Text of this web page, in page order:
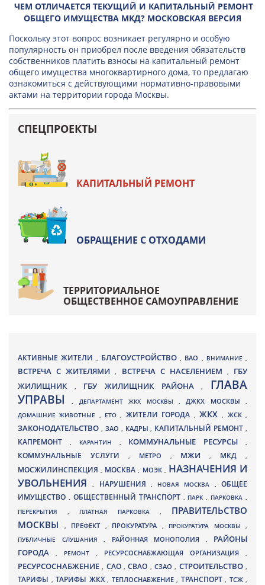
ЧЕМ ОТЛИЧАЕТСЯ ТЕКУЩИЙ И КАПИТАЛЬНЫЙ РЕМОНТ
ОБЩЕГО ИМУЩЕСТВА МКД? МОСКОВСКАЯ ВЕРСИЯ
Поскольку этот вопрос возникает регулярно и особую
популярность он приобрел после введения обязательств
собственников платить взносы на капитальный ремонт
общего имущества многоквартирного дома, то предлагаю
ознакомиться с действующими нормативно-правовыми
актами на территории города Москвы.
СПЕЦПРОЕКТЫ
КАПИТАЛЬНЫЙ РЕМОНТ
ОБРАЩЕНИЕ С ОТХОДАМИ
ТЕРРИТОРИАЛЬНОЕ
ОБЩЕСТВЕННОЕ САМОУПРАВЛЕНИЕ
АКТИВНЫЕ ЖИТЕЛИ , БЛАГОУСТРОЙСТВО , ВАО , ВНИМАНИЕ ,
ВСТРЕЧА С ЖИТЕЛЯМИ, ВСТРЕЧА С НАСЕЛЕНИЕМ , ГБУ
ЖИЛИЩНИК
, ГБУ ЖИЛИЩНИК РАЙОНА, ГЛАВА
УПРАВЫ, ДЕПАРТАМЕНТ ЖКХ МОСКВЫ ,ДЖКХ МОСКВЫ ,
ДОМАШНИЕ ЖИВОТНЫЕ , ЕТО, ЖИТЕЛИ ГОРОДА , ЖКХ, ЖСК,
ЗАКОНОДАТЕЛЬСТВО , ЗАО , КАДРЫ, КАПИТАЛЬНЫЙ РЕМОНТ ,
КАПРЕМОНТ , КАРАНТИН , КОММУНАЛЬНЫЕ РЕСУРСЫ,
КОММУНАЛЬНЫЕ УСЛУГИ , МЕТРО , МЖИ, МКД ,
МОСЖИЛИНСПЕКЦИЯ, МОСКВА , МОЭК , НАЗНАЧЕНИЯ И
УВОЛЬНЕНИЯ, НАРУШЕНИЯ , НОВАЯ МОСКВА ,ОБЩЕЕ
ИМУЩЕСТВО , ОБЩЕСТВЕННЫЙ ТРАНСПОРТ , ПАРК, ПАРКОВКА ,
ПЕРЕКРЫТИЯ , ПЛАТНАЯ ПАРКОВКА , ПРАВИТЕЛЬСТВО
МОСКВЫ
, ПРЕФЕКТ , ПРОКУРАТУРА , ПРОКУРАТУРА МОСКВЫ ,
ПУБЛИЧНЫЕ СЛУШАНИЯ , РАЙОННАЯ МОНОПОЛИЯ , РАЙОНЫ
ГОРОДА
, РЕМОНТ , РЕСУРСОСНАБЖАЮЩАЯ ОРГАНИЗАЦИЯ ,
РЕСУРСОСНАБЖЕНИЕ, САО,СВАО ,СЗАО, СТРОИТЕЛЬСТВО,
ТАРИФЫ , ТАРИФЫ ЖКХ , ТЕПЛОСНАБЖЕНИЕ , ТРАНСПОРТ , ТСЖ ,